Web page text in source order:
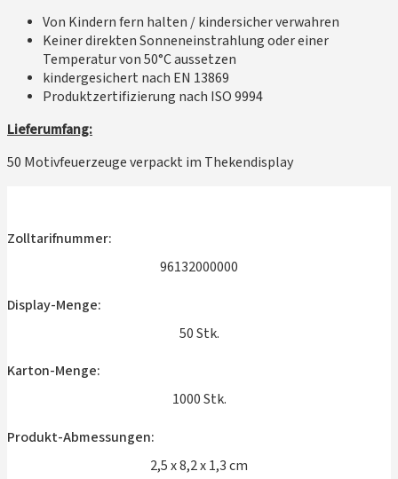
Von Kindern fern halten / kindersicher verwahren
Keiner direkten Sonneneinstrahlung oder einer
Temperatur von 50°C aussetzen
kindergesichert nach EN 13869
Produktzertifizierung nach ISO 9994
Lieferumfang:
50 Motivfeuerzeuge verpackt im Thekendisplay
Zolltarifnummer:
96132000000
Display-Menge:
50 Stk.
Karton-Menge:
1000 Stk.
Produkt-Abmessungen:
2,5 x 8,2 x 1,3 cm